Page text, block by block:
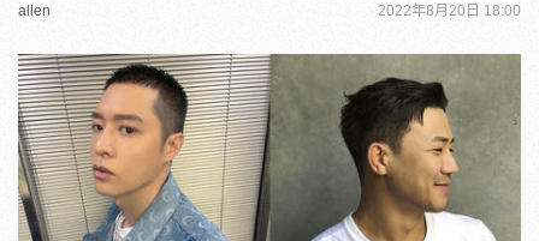
allen 2022年8月20日 18:00